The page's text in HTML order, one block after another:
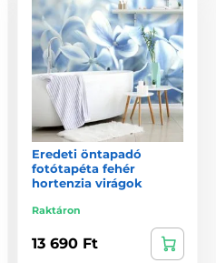
Eredeti öntapadó
fotótapéta fehér
hortenzia virágok
Raktáron
13 690 Ft